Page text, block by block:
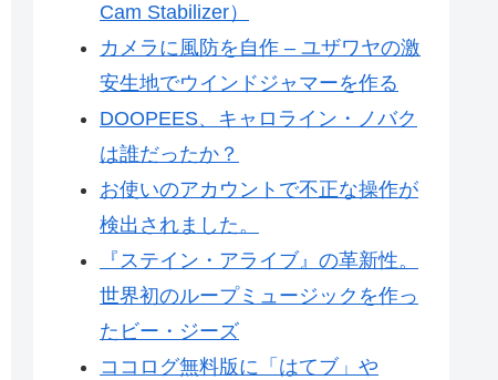
Cam Stabilizer）
カメラに風防を自作 – ユザワヤの激
安生地でウインドジャマーを作る
DOOPEES、キャロライン・ノバク
は誰だったか？
お使いのアカウントで不正な操作が
検出されました。
『ステイン・アライブ』の革新性。
世界初のループミュージックを作っ
たビー・ジーズ
ココログ無料版に「はてブ」や